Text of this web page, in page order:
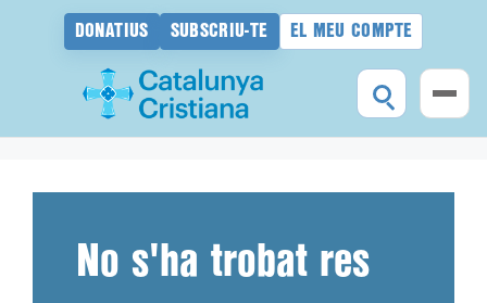
DONATIUS SUBSCRIU-TE EL MEU COMPTE
No s'ha trobat res